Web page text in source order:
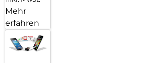
Mehr
erfahren